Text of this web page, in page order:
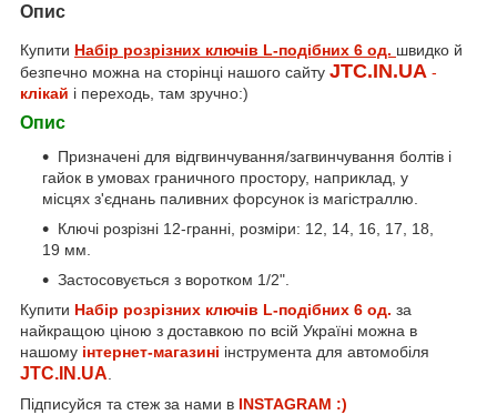
Опис
Купити Набір розрізних ключів L-подібних 6 од. швидко й
безпечно можна на сторінці нашого сайту JTC.IN.UA -
клікай і переходь, там зручно:)
Опис
Призначені для відгвинчування/загвинчування болтів і
гайок в умовах граничного простору, наприклад, у
місцях з'єднань паливних форсунок із магістраллю.
Ключі розрізні 12-гранні, розміри: 12, 14, 16, 17, 18,
19 мм.
Застосовується з воротком 1/2".
Купити Набір розрізних ключів L-подібних 6 од. за
найкращою ціною з доставкою по всій Україні можна в
нашому інтернет-магазині інструмента для автомобіля
JTC.IN.UA
Підписуйся та стеж за нами в INSTAGRAM :)